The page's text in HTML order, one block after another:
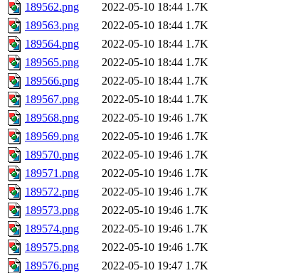
189562.png
2022-05-10 18:44 1.7K
189563.png
2022-05-10 18:44 1.7K
189564.png
2022-05-10 18:44 1.7K
189565.png
2022-05-10 18:44 1.7K
189566.png
2022-05-10 18:44 1.7K
189567.png
2022-05-10 18:44 1.7K
189568.png
2022-05-10 19:46 1.7K
189569.png
2022-05-10 19:46 1.7K
189570.png
2022-05-10 19:46 1.7K
189571.png
2022-05-10 19:46 1.7K
189572.png
2022-05-10 19:46 1.7K
189573.png
2022-05-10 19:46 1.7K
189574.png
2022-05-10 19:46 1.7K
189575.png
2022-05-10 19:46 1.7K
189576.png
2022-05-10 19:47 1.7K